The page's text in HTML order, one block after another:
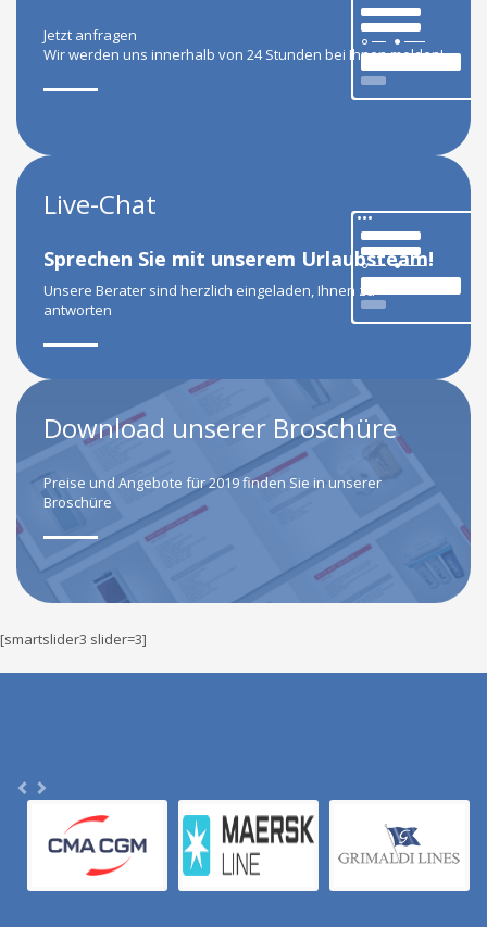
Jetzt anfragen
Wir werden uns innerhalb von 24 Stunden bei Ihnen melden!
Live-Chat
Sprechen Sie mit unserem Urlaubsteam!
Unsere Berater sind herzlich eingeladen, Ihnen zu
antworten
Download unserer Broschüre
Preise und Angebote für 2019 finden Sie in unserer
Broschüre
[smartslider3 slider=3]